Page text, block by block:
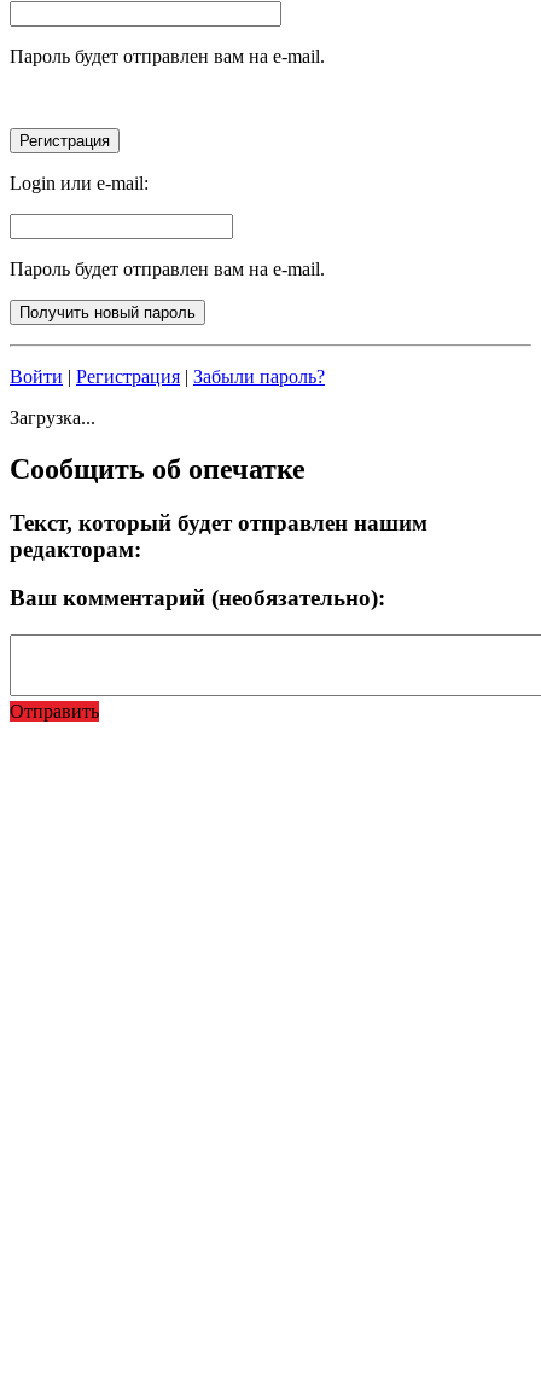
Пароль будет отправлен вам на e-mail.
Login или e-mail:
Пароль будет отправлен вам на e-mail.
Войти | Регистрация | Забыли пароль?
Загрузка...
Сообщить об опечатке
Текст, который будет отправлен нашим
редакторам:
Ваш комментарий (необязательно):
Отправить